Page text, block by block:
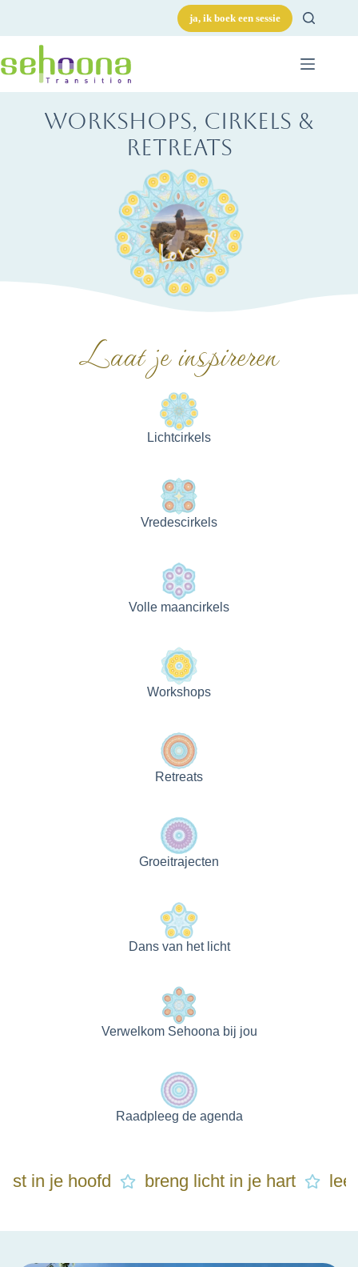
ja, ik boek een sessie
workshops, cirkels &
retreats
Laat je inspireren
Lichtcirkels
Vredescirkels
Volle maancirkels
Workshops
Retreats
Groeitrajecten
Dans van het licht
Verwelkom Sehoona bij jou
Raadpleeg de agenda
hoofd breng licht in je hart leef voluit